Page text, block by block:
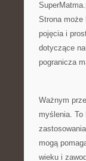
Strona może
pojęcia i
dotyczące
pogranicza
Ważnym
myślenia.
mogą
wieku i